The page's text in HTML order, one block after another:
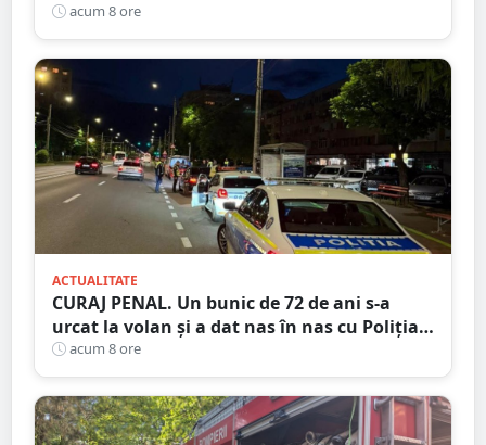
acum 8 ore
ACTUALITATE
CURAJ PENAL. Un bunic de 72 de ani s-a
urcat la volan și a dat nas în nas cu Poliția
Satu Mare
acum 8 ore